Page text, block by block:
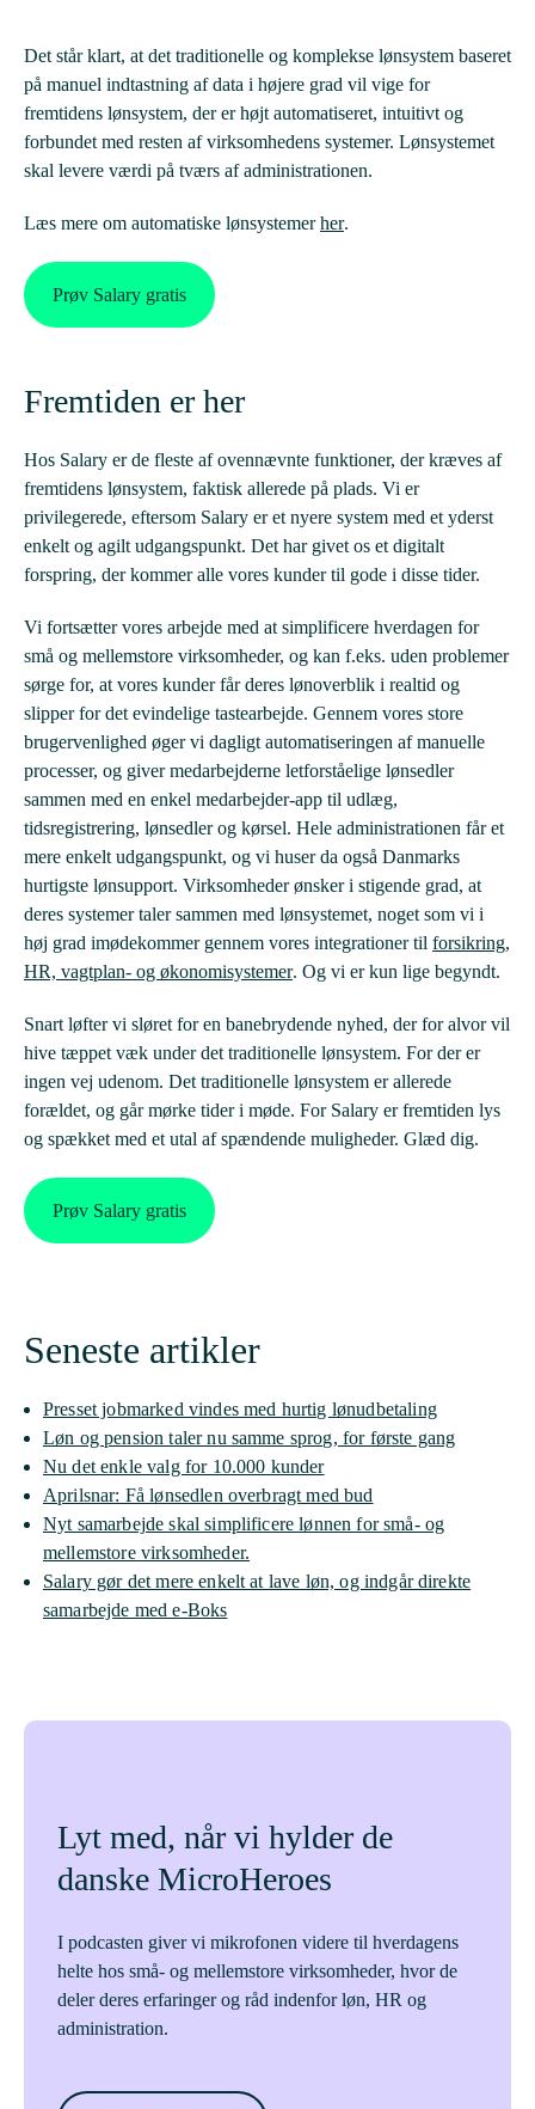
Det står klart, at det traditionelle og komplekse lønsystem baseret
på manuel indtastning af data i højere grad vil vige for
fremtidens lønsystem, der er højt automatiseret, intuitivt og
forbundet med resten af virksomhedens systemer. Lønsystemet
skal levere værdi på tværs af administrationen.
Læs mere om automatiske lønsystemerher.
Prøv Salary gratis
Fremtiden er her
Hos Salary er de fleste af ovennævnte funktioner, der kræves af
fremtidens lønsystem, faktisk allerede på plads. Vi er
privilegerede, eftersom Salary er et nyere system med et yderst
enkelt og agilt udgangspunkt. Det har givet os et digitalt
forspring, der kommer alle vores kunder til gode i disse tider.
Vi fortsætter vores arbejde med at simplificere hverdagen for
små og mellemstore virksomheder, og kan f.eks. uden problemer
sørge for, at vores kunder får deres lønoverblik i realtid og
slipper for det evindelige tastearbejde. Gennem vores store
brugervenlighed øger vi dagligt automatiseringen af manuelle
processer, og giver medarbejderne letforståelige lønsedler
sammen med en enkel medarbejder-app til udlæg,
tidsregistrering, lønsedler og kørsel. Hele administrationen får et
mere enkelt udgangspunkt, og vi huser da også Danmarks
hurtigste lønsupport. Virksomheder ønsker i stigende grad, at
deres systemer taler sammen med lønsystemet, noget som vi i
høj grad imødekommer gennem vores integrationer til forsikring,
HR, vagtplan- og økonomisystemer. Og vi er kun lige begyndt.
Snart løfter vi sløret for en banebrydende nyhed, der for alvor vil
hive tæppet væk under det traditionelle lønsystem. For der er
ingen vej udenom. Det traditionelle lønsystem er allerede
forældet, og går mørke tider i møde. For Salary er fremtiden lys
og spækket med et utal af spændende muligheder. Glæd dig.
Prøv Salary gratis
Seneste artikler
Presset jobmarked vindes med hurtig lønudbetaling
Løn og pension taler nu samme sprog, for første gang
Nu det enkle valg for 10.000 kunder
Aprilsnar: Få lønsedlen overbragt med bud
Nyt samarbejde skal simplificere lønnen for små- og
mellemstore virksomheder.
Salary gør det mere enkelt at lave løn, og indgår direkte
samarbejde med e-Boks
Lyt med, når vi hylder de
danske MicroHeroes
I podcasten giver vi mikrofonen videre til hverdagens
helte hos små- og mellemstore virksomheder, hvor de
deler deres erfaringer og råd indenfor løn, HR og
administration.